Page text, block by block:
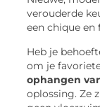
verouderde
een chique en
Heb je
om je
ophangen
oplossing. Ze